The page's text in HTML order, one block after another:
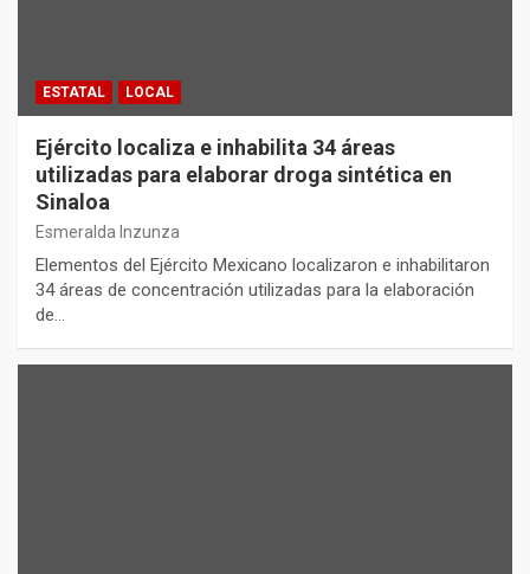
ESTATAL LOCAL
Ejército localiza e inhabilita 34 áreas
utilizadas para elaborar droga sintética en
Sinaloa
Esmeralda Inzunza
Elementos del Ejército Mexicano localizaron e inhabilitaron
34 áreas de concentración utilizadas para la elaboración
de…